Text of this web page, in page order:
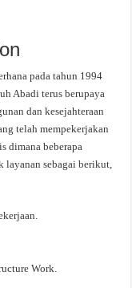
pada tahun 1994
Abadi terus berupaya
dan kesejahteraan
telah mempekerjakan
dimana beberapa
layanan sebagai berikut,
Work.